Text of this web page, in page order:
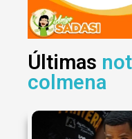
Últimas
colmena